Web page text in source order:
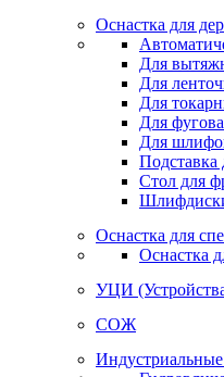
Оснастка для
Для
Для
Для
Для
Для
Стол для
Оснастка для
Оснастка
УЦИ
СОЖ
Индустриальные